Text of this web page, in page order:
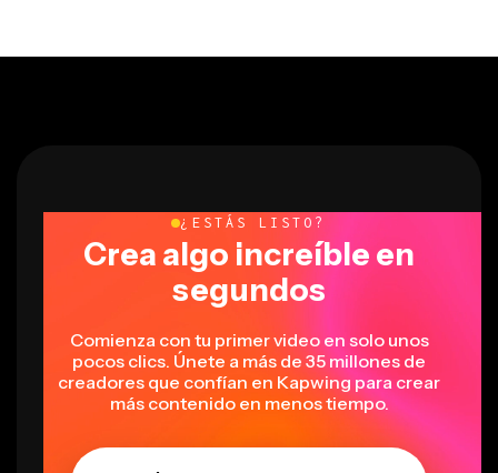
¿ESTÁS LISTO?
Crea algo increíble en
segundos
Comienza con tu primer video en solo unos
pocos clics. Únete a más de 35 millones de
creadores que confían en Kapwing para crear
más contenido en menos tiempo.